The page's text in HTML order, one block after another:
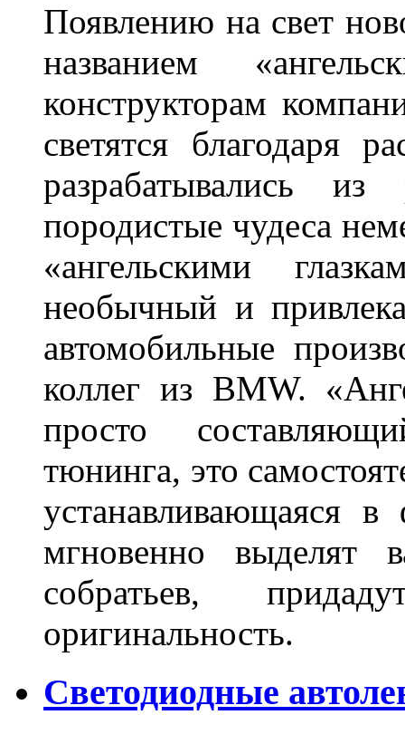
Появлению на свет
названием
конструкторам
светятся благодаря
разрабатывались
породистые чудеса
«ангельскими
необычный и
автомобильные
коллег из BMW.
просто
тюнинга, это
устанавливающаяся
мгновенно выделят
собратьев,
оригинальность.
Светодиодные